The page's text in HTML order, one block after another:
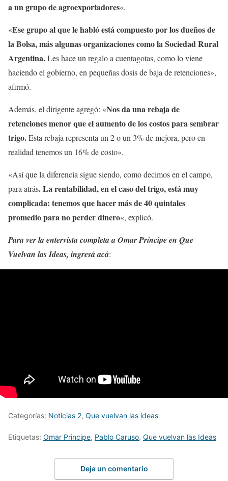
a un grupo de agroexportadores«.
«Ese grupo al que le habló está compuesto por los dueños de
la Bolsa, más algunas organizaciones como la Sociedad Rural
Argentina.Les hace un regalo a cuentagotas, como lo viene
haciendo el gobierno, en pequeñas dosis de baja de retenciones»,
afirmó.
Además, el dirigente agregó: «Nos da una rebaja de
retenciones menor que el aumento de los costos para sembrar
trigo.Esta rebaja representa un 2 o un 3% de mejora, pero en
realidad tenemos un 16% de costo».
«Así que la diferencia sigue siendo, como decimos en el campo,
para atrás. La rentabilidad, en el caso del trigo, está muy
complicada: tenemos que hacer más de 40 quintales
promedio para no perder dinero«, explicó.
Para ver la entervista completa a Omar Príncipe en Que
Vuelvan las Ideas, ingresá acá:
Categorías: Noticias 2, Que vuelvan las ideas
Etiquetas: Omar Principe, Pablo Caruso, Que vuelvan las Ideas
Deja un comentario